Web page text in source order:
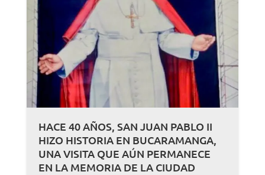
HACE 40 AÑOS, SAN JUAN PABLO II
HIZO HISTORIA EN BUCARAMANGA,
UNA VISITA QUE AÚN PERMANECE
EN LA MEMORIA DE LA CIUDAD